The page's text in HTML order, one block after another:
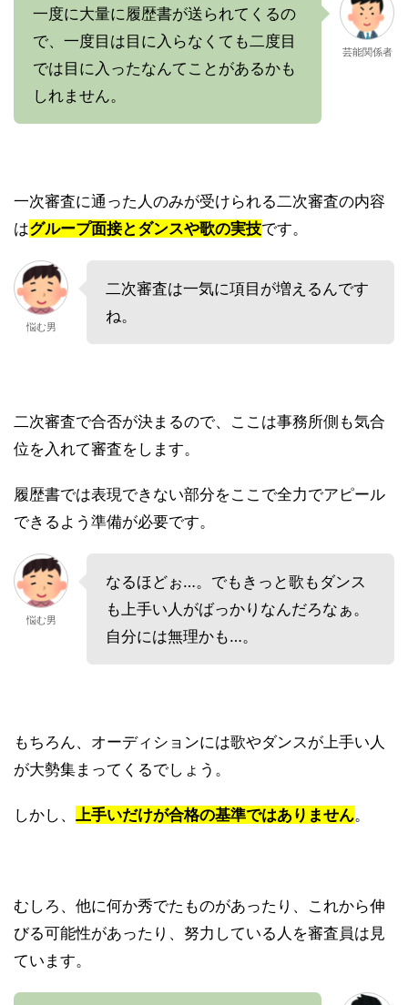
一度に大量に履歴書が送られてくるの
で、一度目は目に入らなくても二度目
では目に入ったなんてことがあるかも
しれません。
芸能関係者
一次審査に通った人のみが受けられる二次審査の内容
はグループ面接とダンスや歌の実技です。
悩む男
二次審査は一気に項目が増えるんです
ね。
二次審査で合否が決まるので、ここは事務所側も気合
位を入れて審査をします。
履歴書では表現できない部分をここで全力でアピール
できるよう準備が必要です。
悩む男
なるほどぉ…。でもきっと歌もダンス
も上手い人がばっかりなんだろなぁ。
自分には無理かも…。
もちろん、オーディションには歌やダンスが上手い人
が大勢集まってくるでしょう。
しかし、 上手いだけが合格の基準ではありません。
むしろ、他に何か秀でたものがあったり、これから伸
びる可能性があったり、努力している人を審査員は見
ています。